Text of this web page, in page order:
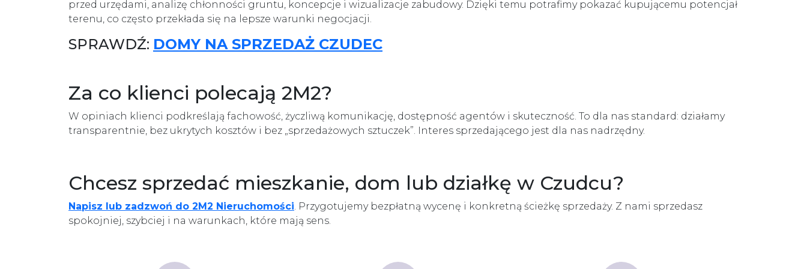
przed urzędami, analizę chłonności gruntu, koncepcje i wizualizacje zabudowy. Dzięki temu potrafimy pokazać kupującemu potencjał
terenu, co często przekłada się na lepsze warunki negocjacji.
SPRAWDŹ: DOMY NA SPRZEDAŻ CZUDEC
Za co klienci polecają 2M2?
W opiniach klienci podkreślają fachowość, życzliwą komunikację, dostępność agentów i skuteczność. To dla nas standard: działamy
transparentnie, bez ukrytych kosztów i bez „sprzedażowych sztuczek”. Interes sprzedającego jest dla nas nadrzędny.
Chcesz sprzedać mieszkanie, dom lub działkę w Czudcu?
Napisz lub zadzwoń do 2M2 Nieruchomości. Przygotujemy bezpłatną wycenę i konkretną ścieżkę sprzedaży. Z nami sprzedasz
spokojniej, szybciej i na warunkach, które mają sens.